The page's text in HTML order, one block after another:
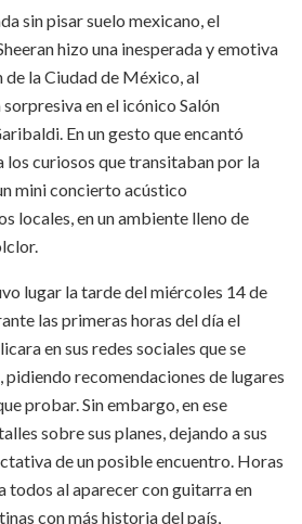
sin pisar suelo mexicano, el
hizo una inesperada y emotiva
la Ciudad de México, al
en el icónico Salón
En un gesto que encantó
los curiosos que transitaban por la
mini concierto acústico
locales, en un ambiente lleno de
lugar la tarde del miércoles 14 de
las primeras horas del día el
en sus redes sociales que se
recomendaciones de lugares
probar. Sin embargo, en ese
sobre sus planes, dejando a sus
de un posible encuentro. Horas
todos al aparecer con guitarra en
con más historia del país,